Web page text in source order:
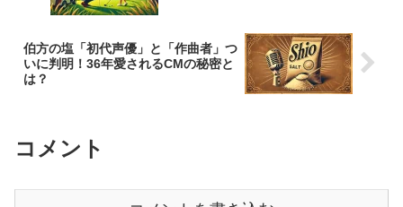
伯方の塩「初代声優」と「作曲者」つ
いに判明！36年愛されるCMの秘密と
は？
コメント